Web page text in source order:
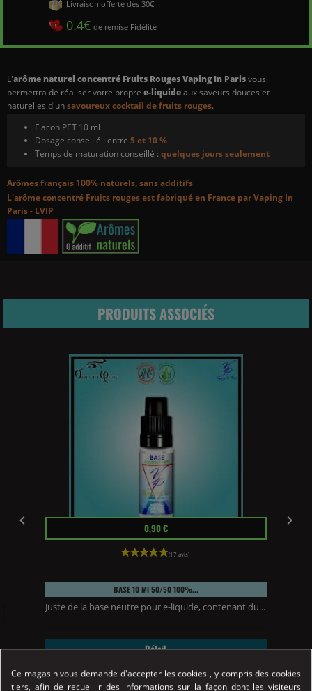
L'arôme naturel concentré Fruits Rouges Vaping In Parisvous
permettra de réaliser votre propre e-liquideaux saveurs douces et
naturelles d'unsavoureux cocktail de fruits rouges.
Flacon PET 10 ml
Dosage conseillé : entre 5 et 10 %
Temps de maturation conseillé : quelques jours seulement
Arômes français 100% naturels,sans additifs
L'arôme concentré Fruits rouges est fabriqué en France par Vaping In
Paris - LVIP
Livraison offerte dès 30€
0.4€ de remise Fidélité
PRODUITS ASSOCIÉS
 Prix 0,90 €
BASE 10 Ml 50/50 100%...
Juste de la base neutre pour e-liquide, contenant du...
Détail
Achat Rapide

Ce magasin vous demande d'accepter les cookies , y compris des cookies
tiers, afin de recueillir des informations sur la façon dont les visiteurs